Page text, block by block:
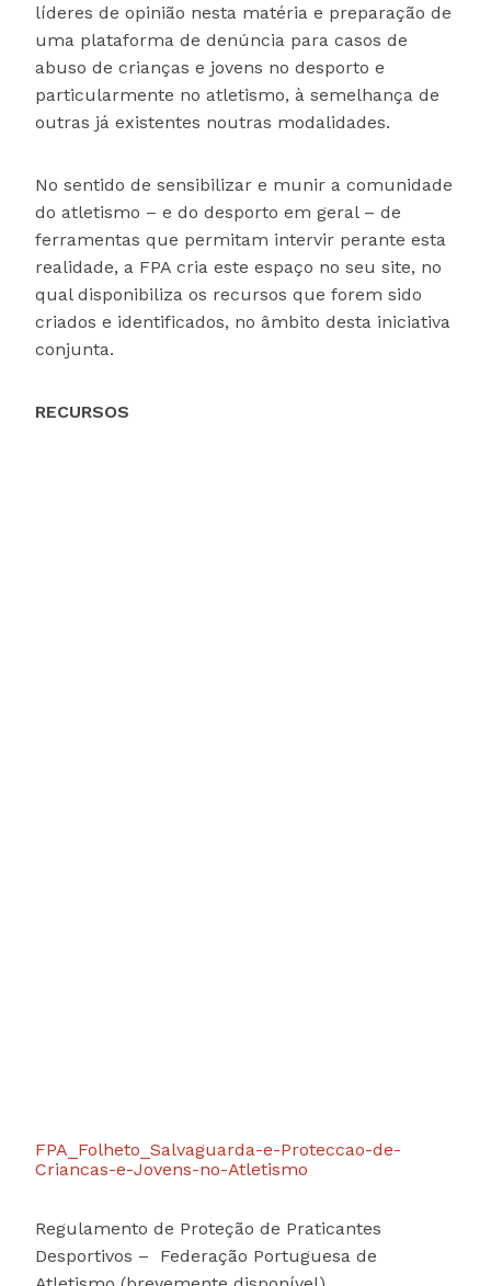
líderes de opinião nesta matéria e preparação de
uma plataforma de denúncia para casos de
abuso de crianças e jovens no desporto e
particularmente no atletismo, à semelhança de
outras já existentes noutras modalidades.
No sentido de sensibilizar e munir a comunidade
do atletismo – e do desporto em geral – de
ferramentas que permitam intervir perante esta
realidade, a FPA cria este espaço no seu site, no
qual disponibiliza os recursos que forem sido
criados e identificados, no âmbito desta iniciativa
conjunta.
RECURSOS
FPA_Folheto_Salvaguarda-e-Proteccao-de-
Criancas-e-Jovens-no-Atletismo
Regulamento de Proteção de Praticantes
Desportivos – Federação Portuguesa de